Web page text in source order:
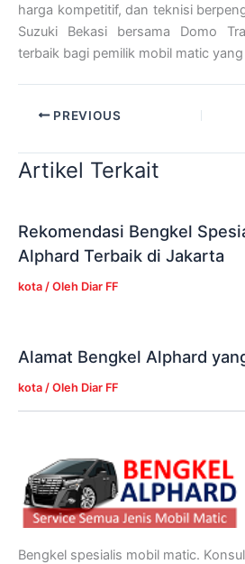
harga kompetitif, dan teknisi
Suzuki Bekasi bersama Domo
terbaik bagi pemilik mobil matic
PREVIOUS
Artikel Terkait
Rekomendasi Bengkel
Alphard Terbaik di Jakarta
kota / Oleh Diar FF
Alamat Bengkel Alphard
kota / Oleh Diar FF
Bengkel spesialis mobil matic.